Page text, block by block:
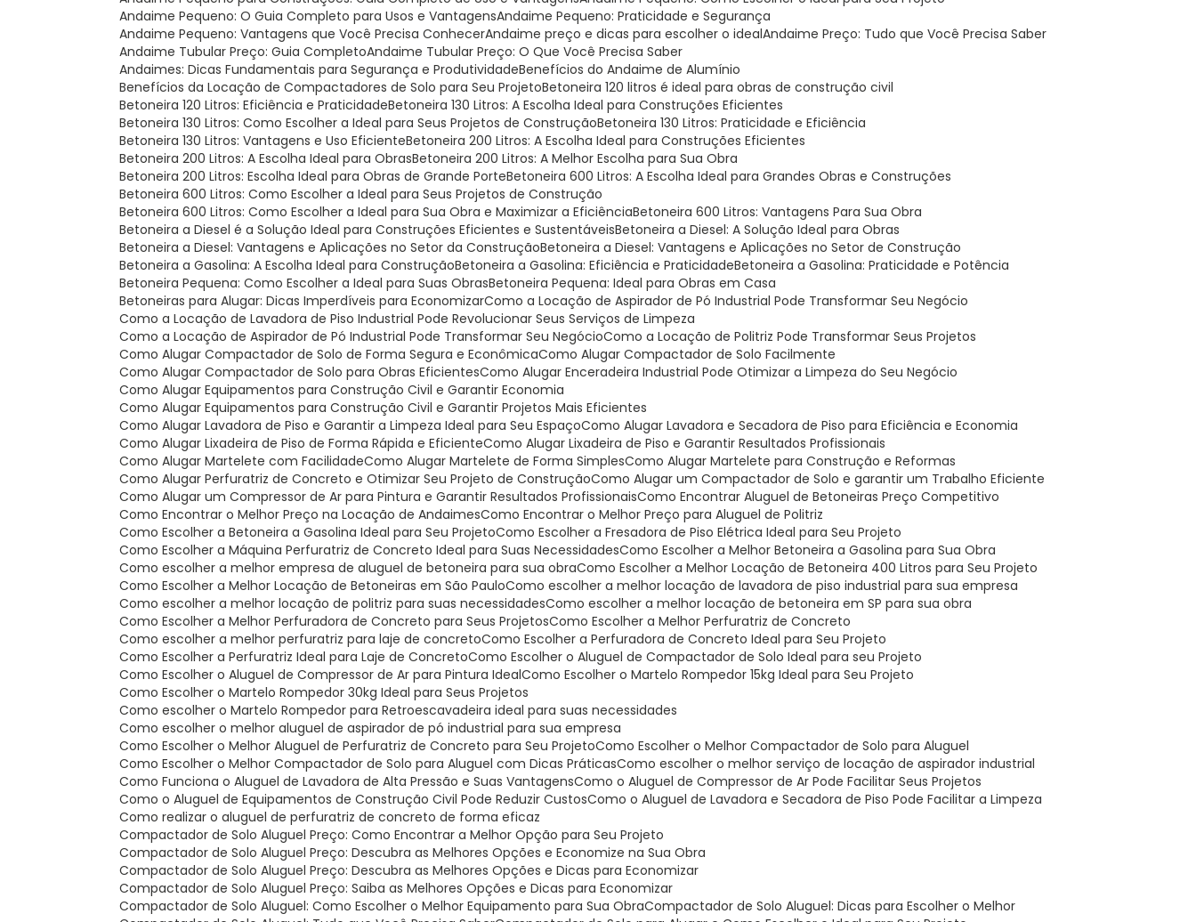
Andaime Pequeno: O Guia Completo para Usos e Vantagens Andaime Pequeno: Praticidade e Segurança
Andaime Pequeno: Vantagens que Você Precisa Conhecer Andaime preço e dicas para escolher o ideal Andaime Preço: Tudo que Você Precisa Saber
Andaime Tubular Preço: Guia Completo Andaime Tubular Preço: O Que Você Precisa Saber
Andaimes: Dicas Fundamentais para Segurança e Produtividade Benefícios do Andaime de Alumínio
Benefícios da Locação de Compactadores de Solo para Seu Projeto Betoneira 120 litros é ideal para obras de construção civil
Betoneira 120 Litros: Eficiência e Praticidade Betoneira 130 Litros: A Escolha Ideal para Construções Eficientes
Betoneira 130 Litros: Como Escolher a Ideal para Seus Projetos de Construção Betoneira 130 Litros: Praticidade e Eficiência
Betoneira 130 Litros: Vantagens e Uso Eficiente Betoneira 200 Litros: A Escolha Ideal para Construções Eficientes
Betoneira 200 Litros: A Escolha Ideal para Obras Betoneira 200 Litros: A Melhor Escolha para Sua Obra
Betoneira 200 Litros: Escolha Ideal para Obras de Grande Porte Betoneira 600 Litros: A Escolha Ideal para Grandes Obras e Construções
Betoneira 600 Litros: Como Escolher a Ideal para Seus Projetos de Construção
Betoneira 600 Litros: Como Escolher a Ideal para Sua Obra e Maximizar a Eficiência Betoneira 600 Litros: Vantagens Para Sua Obra
Betoneira a Diesel é a Solução Ideal para Construções Eficientes e Sustentáveis Betoneira a Diesel: A Solução Ideal para Obras
Betoneira a Diesel: Vantagens e Aplicações no Setor da Construção Betoneira a Diesel: Vantagens e Aplicações no Setor de Construção
Betoneira a Gasolina: A Escolha Ideal para Construção Betoneira a Gasolina: Eficiência e Praticidade Betoneira a Gasolina: Praticidade e Potência
Betoneira Pequena: Como Escolher a Ideal para Suas Obras Betoneira Pequena: Ideal para Obras em Casa
Betoneiras para Alugar: Dicas Imperdíveis para Economizar Como a Locação de Aspirador de Pó Industrial Pode Transformar Seu Negócio
Como a Locação de Lavadora de Piso Industrial Pode Revolucionar Seus Serviços de Limpeza
Como a Locação de Aspirador de Pó Industrial Pode Transformar Seu Negócio Como a Locação de Politriz Pode Transformar Seus Projetos
Como Alugar Compactador de Solo de Forma Segura e Econômica Como Alugar Compactador de Solo Facilmente
Como Alugar Compactador de Solo para Obras Eficientes Como Alugar Enceradeira Industrial Pode Otimizar a Limpeza do Seu Negócio
Como Alugar Equipamentos para Construção Civil e Garantir Economia
Como Alugar Equipamentos para Construção Civil e Garantir Projetos Mais Eficientes
Como Alugar Lavadora de Piso e Garantir a Limpeza Ideal para Seu Espaço Como Alugar Lavadora e Secadora de Piso para Eficiência e Economia
Como Alugar Lixadeira de Piso de Forma Rápida e Eficiente Como Alugar Lixadeira de Piso e Garantir Resultados Profissionais
Como Alugar Martelete com Facilidade Como Alugar Martelete de Forma Simples Como Alugar Martelete para Construção e Reformas
Como Alugar Perfuratriz de Concreto e Otimizar Seu Projeto de Construção Como Alugar um Compactador de Solo e garantir um Trabalho Eficiente
Como Alugar um Compressor de Ar para Pintura e Garantir Resultados Profissionais Como Encontrar Aluguel de Betoneiras Preço Competitivo
Como Encontrar o Melhor Preço na Locação de Andaimes Como Encontrar o Melhor Preço para Aluguel de Politriz
Como Escolher a Betoneira a Gasolina Ideal para Seu Projeto Como Escolher a Fresadora de Piso Elétrica Ideal para Seu Projeto
Como Escolher a Máquina Perfuratriz de Concreto Ideal para Suas Necessidades Como Escolher a Melhor Betoneira a Gasolina para Sua Obra
Como escolher a melhor empresa de aluguel de betoneira para sua obra Como Escolher a Melhor Locação de Betoneira 400 Litros para Seu Projeto
Como Escolher a Melhor Locação de Betoneiras em São Paulo Como escolher a melhor locação de lavadora de piso industrial para sua empresa
Como escolher a melhor locação de politriz para suas necessidades Como escolher a melhor locação de betoneira em SP para sua obra
Como Escolher a Melhor Perfuradora de Concreto para Seus Projetos Como Escolher a Melhor Perfuratriz de Concreto
Como escolher a melhor perfuratriz para laje de concreto Como Escolher a Perfuradora de Concreto Ideal para Seu Projeto
Como Escolher a Perfuratriz Ideal para Laje de Concreto Como Escolher o Aluguel de Compactador de Solo Ideal para seu Projeto
Como Escolher o Aluguel de Compressor de Ar para Pintura Ideal Como Escolher o Martelo Rompedor 15kg Ideal para Seu Projeto
Como Escolher o Martelo Rompedor 30kg Ideal para Seus Projetos
Como escolher o Martelo Rompedor para Retroescavadeira ideal para suas necessidades
Como escolher o melhor aluguel de aspirador de pó industrial para sua empresa
Como Escolher o Melhor Aluguel de Perfuratriz de Concreto para Seu Projeto Como Escolher o Melhor Compactador de Solo para Aluguel
Como Escolher o Melhor Compactador de Solo para Aluguel com Dicas Práticas Como escolher o melhor serviço de locação de aspirador industrial
Como Funciona o Aluguel de Lavadora de Alta Pressão e Suas Vantagens Como o Aluguel de Compressor de Ar Pode Facilitar Seus Projetos
Como o Aluguel de Equipamentos de Construção Civil Pode Reduzir Custos Como o Aluguel de Lavadora e Secadora de Piso Pode Facilitar a Limpeza
Como realizar o aluguel de perfuratriz de concreto de forma eficaz
Compactador de Solo Aluguel Preço: Como Encontrar a Melhor Opção para Seu Projeto
Compactador de Solo Aluguel Preço: Descubra as Melhores Opções e Economize na Sua Obra
Compactador de Solo Aluguel Preço: Descubra as Melhores Opções e Dicas para Economizar
Compactador de Solo Aluguel Preço: Saiba as Melhores Opções e Dicas para Economizar
Compactador de Solo Aluguel: Como Escolher o Melhor Equipamento para Sua Obra Compactador de Solo Aluguel: Dicas para Escolher o Melhor